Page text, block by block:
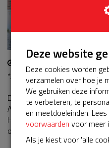
*AED SERVICE ACTIE
De actie voor verlenging van
AED van de Steigerbouw is
Hierdoor zijn vervangende
ook voor de komende 5 jaar
Deze website
Deze cookies worden
verzamelen over hoe je
We gebruiken deze
te verbeteren, te
en meetdoeleinden.
voorwaarden voor meer
Als je kiest voor 'alle